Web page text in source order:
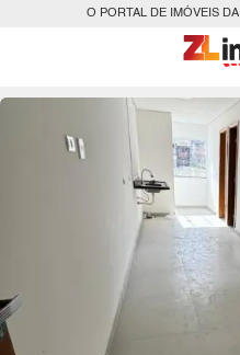
O PORTAL DE IMÓVEIS DA